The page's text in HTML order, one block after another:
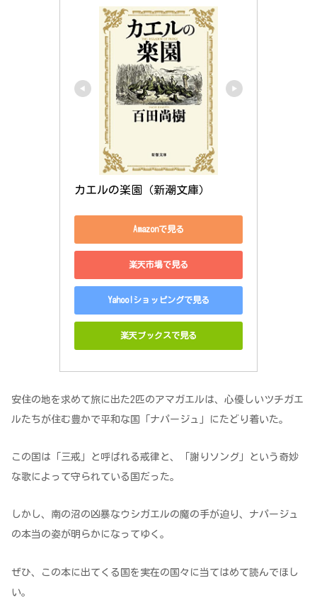
カエルの楽園（新潮文庫）
Amazonで見る
楽天市場で見る
Yahoo!ショッピングで見る
楽天ブックスで見る
安住の地を求めて旅に出た2匹のアマガエルは、心優しいツチガエ
ルたちが住む豊かで平和な国「ナパージュ」にたどり着いた。
この国は「三戒」と呼ばれる戒律と、「謝りソング」という奇妙
な歌によって守られている国だった。
しかし、南の沼の凶暴なウシガエルの魔の手が迫り、ナパージュ
の本当の姿が明らかになってゆく。
ぜひ、この本に出てくる国を実在の国々に当てはめて読んでほし
い。